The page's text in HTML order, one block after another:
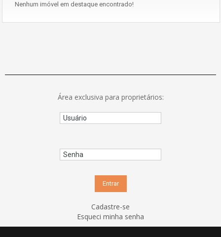
Nenhum imóvel em destaque encontrado!
Área exclusiva para proprietários:
Cadastre-se
Esqueci minha senha